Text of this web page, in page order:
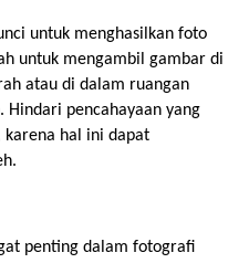
untuk menghasilkan foto
untuk mengambil gambar di
atau di dalam ruangan
Hindari pencahayaan yang
hal ini dapat
penting dalam fotografi